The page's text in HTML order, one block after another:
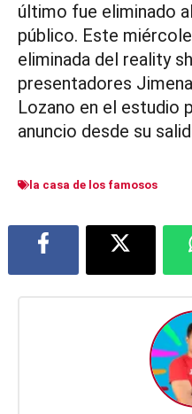
último fue eliminado
público. Este
eliminada del reality
presentadores
Lozano en el estudio
anuncio desde su
la casa de los famosos